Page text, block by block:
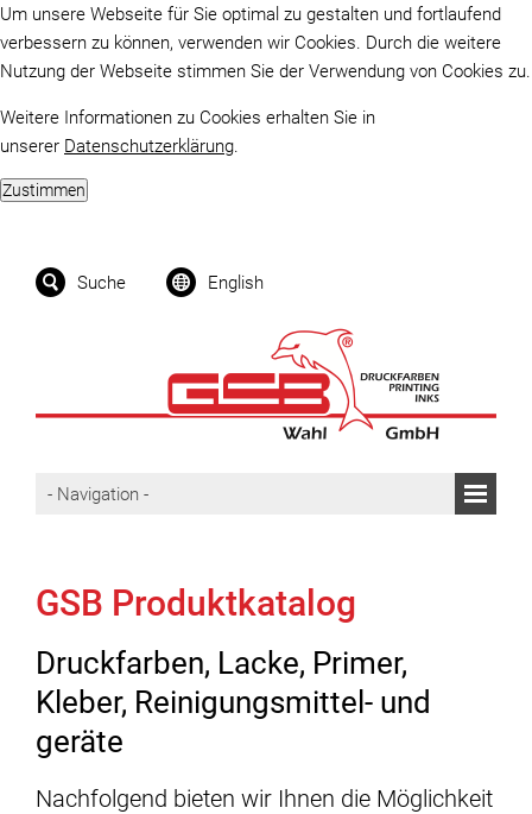
Um unsere Webseite für Sie optimal zu gestalten und fortlaufend
verbessern zu können, verwenden wir Cookies. Durch die weitere
Nutzung der Webseite stimmen Sie der Verwendung von Cookies zu.
Weitere Informationen zu Cookies erhalten Sie in
unserer Datenschutzerklärung.
Suche English
GSB Produktkatalog
Druckfarben, Lacke, Primer,
Kleber, Reinigungsmittel- und
geräte
Nachfolgend bieten wir Ihnen die Möglichkeit